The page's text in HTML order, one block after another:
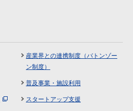
産業界との連携制度（バトンゾー
ン制度）
普及事業・施設利用
スタートアップ支援